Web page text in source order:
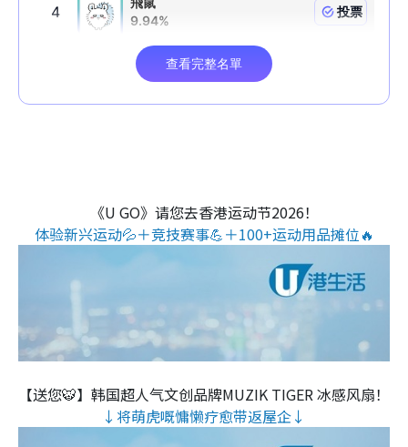
《U GO》请您去香港运动节2026！
体验新兴运动💦＋竞技赛事💪＋100+运动用品摊位🔥
【送您🐯】韩国超人气文创品牌MUZIK TIGER 冰感风扇！
↓将萌虎嘅慵懒疗愈带返屋企↓